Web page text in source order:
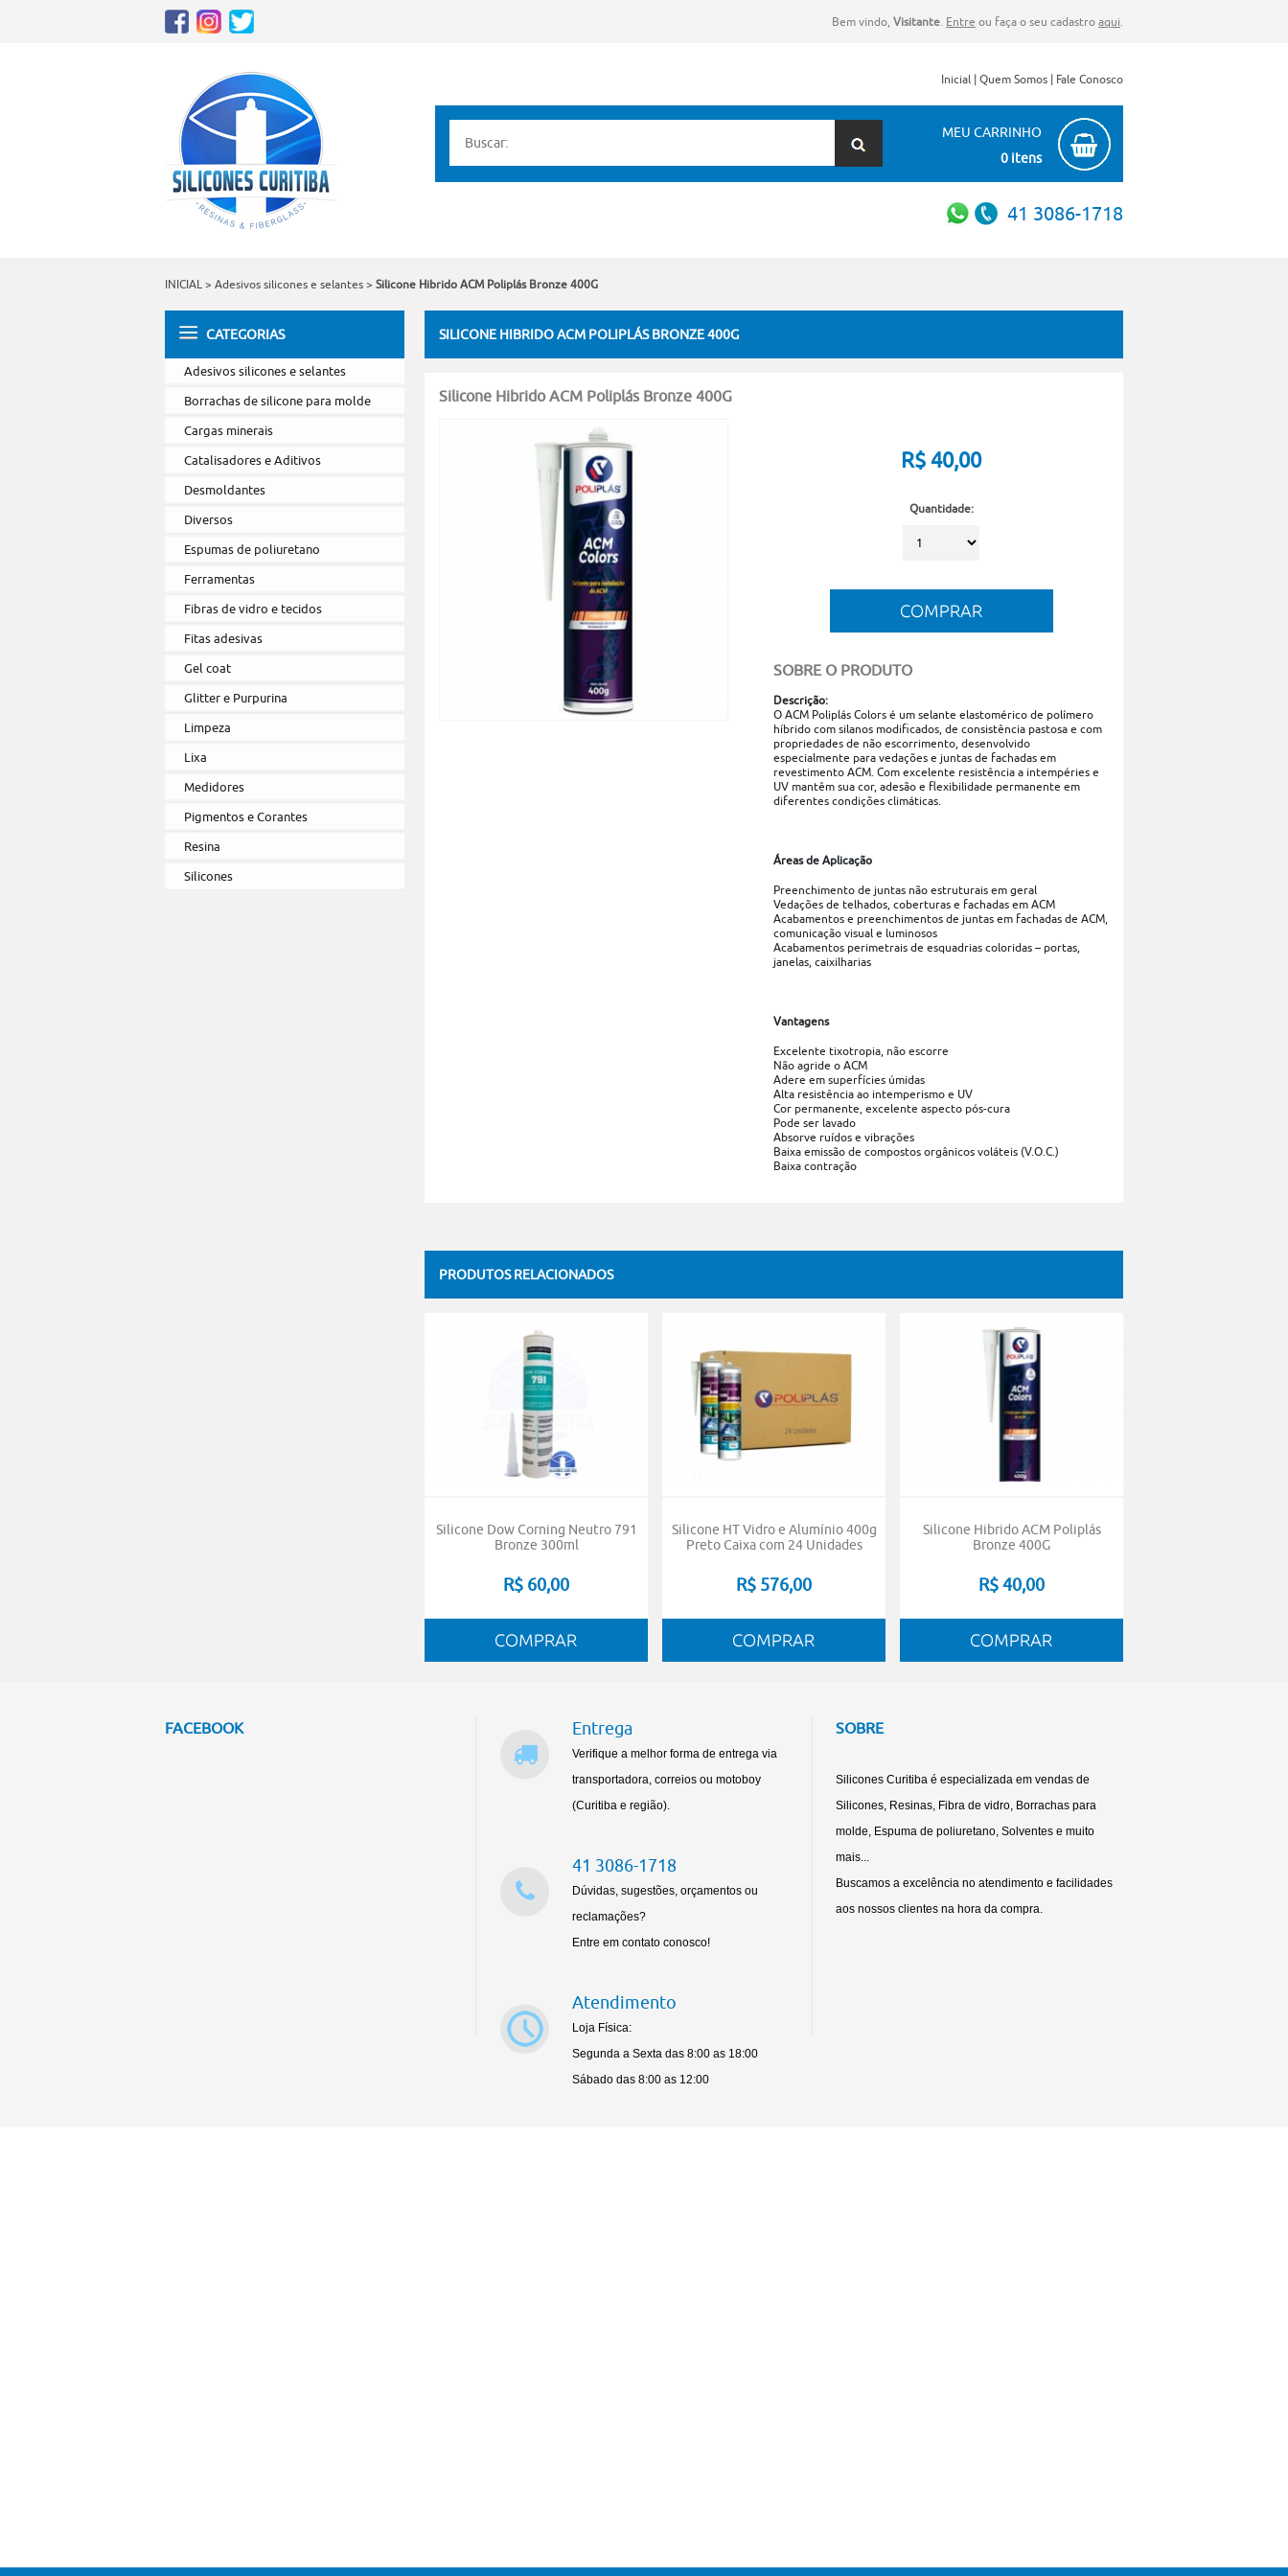
Bem vindo, Visitante. Entre ou faça o seu cadastro aqui.
Inicial | Quem Somos | Fale Conosco
MEU CARRINHO
0 itens
41 3086-1718
INICIAL > Adesivos silicones e selantes > Silicone Hibrido ACM Poliplás Bronze 400G
CATEGORIAS
Adesivos silicones e selantes
Borrachas de silicone para molde
Cargas minerais
Catalisadores e Aditivos
Desmoldantes
Diversos
Espumas de poliuretano
Ferramentas
Fibras de vidro e tecidos
Fitas adesivas
Gel coat
Glitter e Purpurina
Limpeza
Lixa
Medidores
Pigmentos e Corantes
Resina
Silicones
SILICONE HIBRIDO ACM POLIPLÁS BRONZE 400G
Silicone Hibrido ACM Poliplás Bronze 400G
R$40,00
Quantidade:
SOBRE O PRODUTO
Descrição:
O ACM Poliplás Colors é um selante elastomérico de polímero
híbrido com silanos modificados, de consistência pastosa e com
propriedades de não escorrimento, desenvolvido
especialmente para vedações e juntas de fachadas em
revestimento ACM. Com excelente resistência a intempéries e
UV mantêm sua cor, adesão e flexibilidade permanente em
diferentes condições climáticas.
Áreas de Aplicação
Preenchimento de juntas não estruturais em geral
Vedações de telhados, coberturas e fachadas em ACM
Acabamentos e preenchimentos de juntas em fachadas de ACM,
comunicação visual e luminosos
Acabamentos perimetrais de esquadrias coloridas – portas,
janelas, caixilharias
Vantagens
Excelente tixotropia, não escorre
Não agride o ACM
Adere em superfícies úmidas
Alta resistência ao intemperismo e UV
Cor permanente, excelente aspecto pós-cura
Pode ser lavado
Absorve ruídos e vibrações
Baixa emissão de compostos orgânicos voláteis (V.O.C.)
Baixa contração
PRODUTOS RELACIONADOS
Silicone Dow Corning Neutro 791
Bronze 300ml
R$ 60,00
Silicone HT Vidro e Alumínio 400g
Preto Caixa com 24 Unidades
R$ 576,00
Silicone Hibrido ACM Poliplás
Bronze 400G
R$ 40,00
FACEBOOK Entrega
Verifique a melhor forma de entrega via
transportadora, correios ou motoboy
(Curitiba e região).
41 3086-1718
Dúvidas, sugestões, orçamentos ou
reclamações?
Entre em contato conosco!
Atendimento
Loja Física:
Segunda a Sexta das 8:00 as 18:00
Sábado das 8:00 as 12:00
SOBRE
Silicones Curitiba é especializada em vendas de
Silicones, Resinas, Fibra de vidro, Borrachas para
molde, Espuma de poliuretano, Solventes e muito
mais...
Buscamos a excelência no atendimento e facilidades
aos nossos clientes na hora da compra.